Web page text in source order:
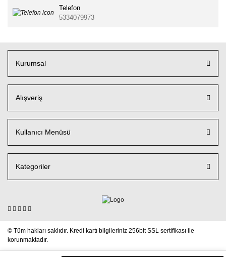
Telefon
5334079973
Kurumsal
Alışveriş
Kullanıcı Menüsü
Kategoriler
© Tüm hakları saklıdır. Kredi kartı bilgileriniz 256bit SSL sertifikası ile
korunmaktadır.